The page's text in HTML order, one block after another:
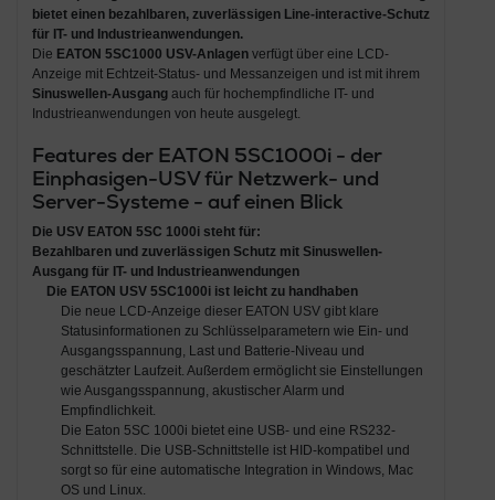
bietet einen bezahlbaren, zuverlässigen Line-interactive-Schutz
für IT- und Industrieanwendungen.
Die EATON 5SC1000 USV-Anlagenverfügt über eine LCD-
Anzeige mit Echtzeit-Status- und Messanzeigen und ist mit ihrem
Sinuswellen-Ausgangauch für hochempfindliche IT- und
Industrieanwendungen von heute ausgelegt.
Features der EATON 5SC1000i - der
Einphasigen-USV für Netzwerk- und
Server-Systeme - auf einen Blick
Die USV EATON 5SC 1000isteht für:
Bezahlbaren und zuverlässigen Schutz mit Sinuswellen-
Ausgang für IT- und Industrieanwendungen
Die EATON USV 5SC1000i ist leicht zu handhaben
Die neue LCD-Anzeige dieser EATON USV gibt klare
Statusinformationen zu Schlüsselparametern wie Ein- und
Ausgangsspannung, Last und Batterie-Niveau und
geschätzter Laufzeit. Außerdem ermöglicht sie Einstellungen
wie Ausgangsspannung, akustischer Alarm und
Empfindlichkeit.
Die Eaton 5SC 1000i bietet eine USB- und eine RS232-
Schnittstelle. Die USB-Schnittstelle ist HID-kompatibel und
sorgt so für eine automatische Integration in Windows, Mac
OS und Linux.